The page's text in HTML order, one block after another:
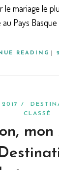
mariage le
au Pays
READING
2017 /
CLASSÉ
mon